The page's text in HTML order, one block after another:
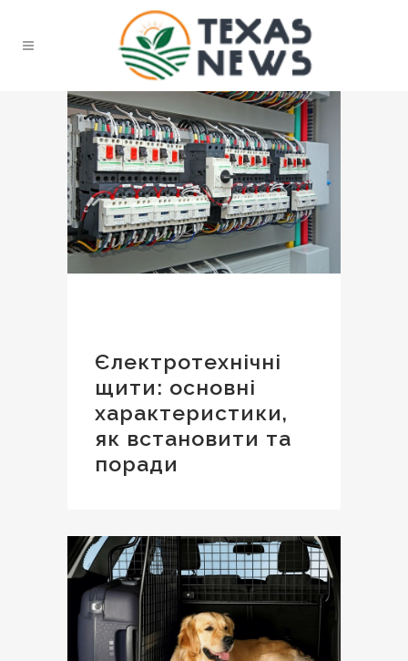
Єлектротехнічні
щити: основні
характеристики,
як встановити та
поради